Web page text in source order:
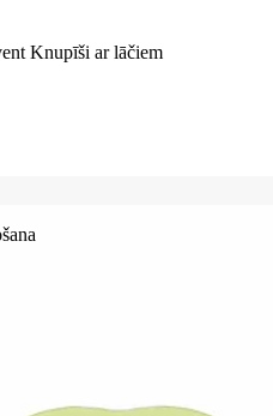
Knupīši ar lāčiem